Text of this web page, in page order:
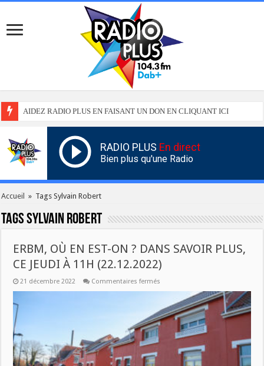
AIDEZ RADIO PLUS EN FAISANT UN DON EN CLIQUANT ICI
RADIO PLUS En direct
Bien plus qu'une Radio
Accueil » Tags Sylvain Robert
TagsSylvain Robert
ERBM, OÙ EN EST-ON ? DANS SAVOIR PLUS,
CE JEUDI À 11H (22.12.2022)
21 décembre 2022 Commentaires fermés
EST-
ON
?
DANS
SAVOIR